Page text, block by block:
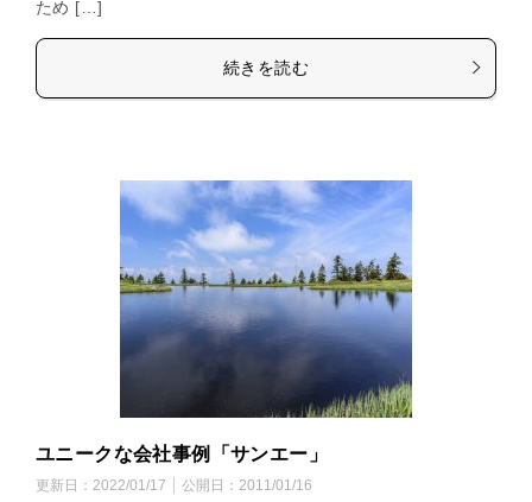
ため […]
続きを読む
ユニークな会社事例「サンエー」
更新日： 2022/01/17 公開日： 2011/01/16